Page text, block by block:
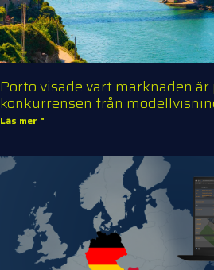
Porto visade vart marknaden
konkurrensen från
Läs mer "